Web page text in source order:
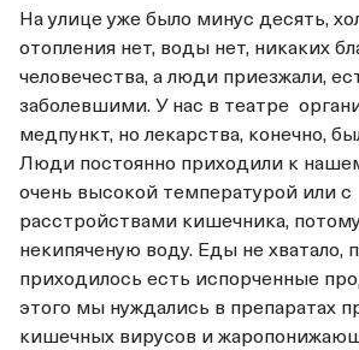
На улице уже было минус десять,
отопления нет, воды нет, никаких
человечества, а люди приезжали,
заболевшими. У нас в театре
медпункт, но лекарства, конечно,
Люди постоянно приходили к
очень высокой температурой или с
расстройствами кишечника,
некипяченую воду. Еды не хватало,
приходилось есть испорченные
этого мы нуждались в препаратах
кишечных вирусов и